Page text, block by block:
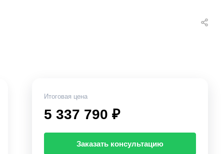
Итоговая цена
5 337 790 ₽
Заказать консультацию